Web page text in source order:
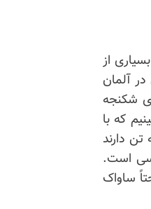
از
آلمان
شکنجه
که با
تن دارند
است.
ساواک